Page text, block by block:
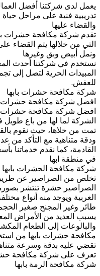
يعمل لدى شركتنا أفضل
تدريبية فنية على مراحل
والقضاء عليها
تقدم شركة مكافحة حشرات
التي من خلالها يتم القضاء
ونمل أبيض وبق وغيرها
نستخدم في شركتنا أحدث
المبيدات الحرية لتصل إلى
للعفش.
شركة مكافحة حشرات بابها
افضل شركة مكافحة حشرات
افضل شركة مكافحة حشرات
الشركة لما لها من باع
تمت من خلاها، حيث نقوم
ودقة متناهية مع التأكد
القادمة، كما نقدم خدماتنا
في منطقة ابها
شركة مكافحة الحشرات بابها
تخلص من الصراصير عن
الصراصير حشرة تنتشر بصورة
الغربية ويوجد منه أنواع
طائر وغير المجنح صغير
يسبب العديد من الأمراض
والبالوعات إلى الطعام
مكافحة حشرات بابها من
تقضي عليه بدقة وسرعة
تعرف على شركة مكافحة
شركة مكافحة الرمة بابها